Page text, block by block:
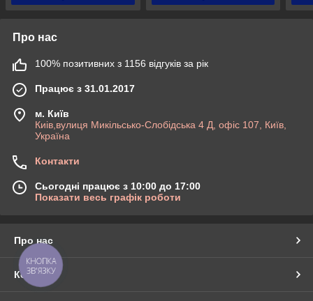
Про нас
100% позитивних з 1156 відгуків за рік
Працює з 31.01.2017
м. Київ
Киів,вулиця Микільсько-Слобідська 4 Д, офіс 107, Київ,
Україна
Контакти
Сьогодні працює з 10:00 до 17:00
Показати весь графік роботи
Про нас
Контакти
КНОПКА
ЗВ'ЯЗКУ